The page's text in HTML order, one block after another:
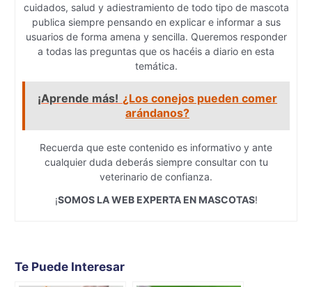
cuidados, salud y adiestramiento de todo tipo de mascota
publica siempre pensando en explicar e informar a sus
usuarios de forma amena y sencilla. Queremos responder
a todas las preguntas que os hacéis a diario en esta
temática.
¡Aprende más! ¿Los conejos pueden comer
arándanos?
Recuerda que este contenido es informativo y ante
cualquier duda deberás siempre consultar con tu
veterinario de confianza.
¡SOMOS LA WEB EXPERTA EN MASCOTAS!
Te Puede Interesar